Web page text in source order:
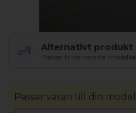
Alternativt produkt
Passer til de nevnte
Passar varan till din